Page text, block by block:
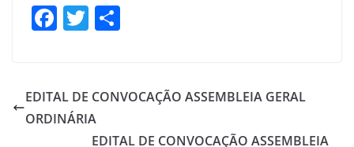
F
e
b
T
er e
EDITAL DE CONVOCAÇÃO ASSEMBLEIA GERAL
ORDINÁRIA
EDITAL DE CONVOCAÇÃO ASSEMBLEIA